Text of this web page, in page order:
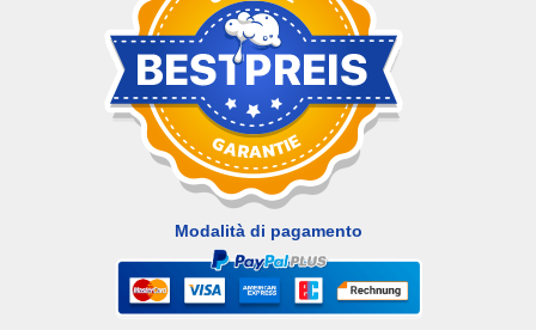
Modalità di pagamento